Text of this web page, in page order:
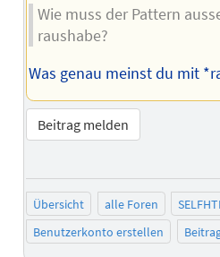
Wie muss der Pattern
raushabe?
Was genau meinst du mit
Beitrag melden
Übersicht alle Foren
Benutzerkonto erstellen